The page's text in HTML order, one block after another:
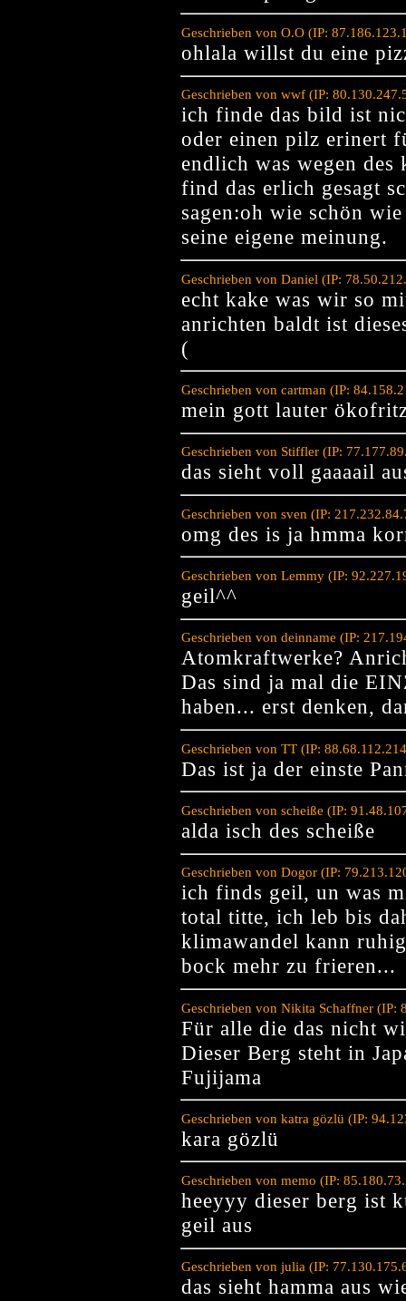
Geschrieben von O.O (IP:
ohlala willst du eine
Geschrieben von wwf (IP:
ich finde das bild ist
oder einen pilz erinert
endlich was wegen
find das erlich gesagt
sagen:oh wie schön
seine eigene meinung.
Geschrieben von Daniel (IP:
echt kake was wir so
anrichten baldt ist
(
Geschrieben von cartman (IP:
mein gott lauter
Geschrieben von Stiffler (IP:
das sieht voll gaaaail
Geschrieben von sven (IP:
omg des is ja hmma
Geschrieben von Lemmy (IP:
geil^^
Geschrieben von deinname (IP:
Atomkraftwerke?
Das sind ja mal die
haben... erst denken,
Geschrieben von TT (IP:
Das ist ja der einste
Geschrieben von scheiße (IP:
alda isch des scheiße
Geschrieben von Dogor (IP:
ich finds geil, un was
total titte, ich leb bis
klimawandel kann
bock mehr zu frieren...
Geschrieben von Nikita Schaffner (IP:
Für alle die das nicht
Dieser Berg steht in
Fujijama
Geschrieben von katra gözlü (IP:
kara gözlü
Geschrieben von memo (IP:
heeyyy dieser berg ist
geil aus
Geschrieben von julia (IP:
das sieht hamma aus